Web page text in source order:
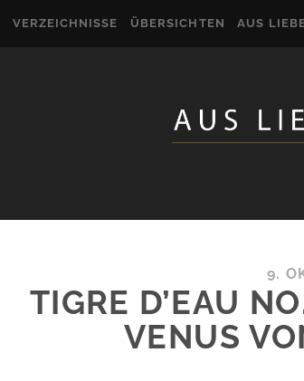
VERZEICHNISSE ÜBERSICHTEN AUS
9.
TIGRE D’EAU
VENUS